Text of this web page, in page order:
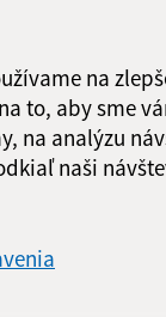
na
to, aby sme
na analýzu
naši